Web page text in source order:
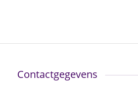
Contactgegevens